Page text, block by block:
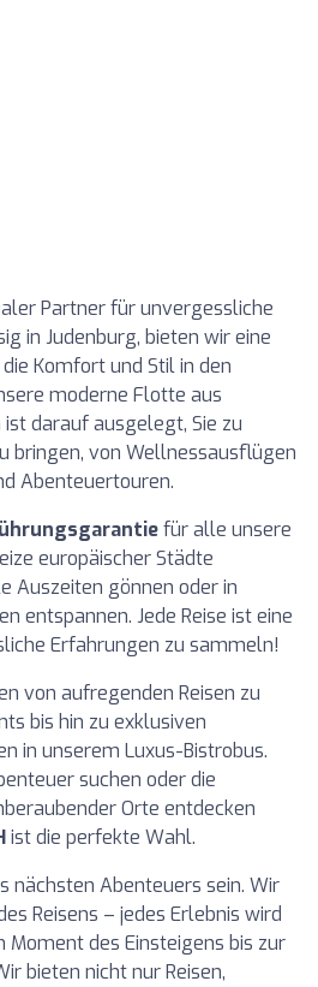
Partner für unvergessliche
in Judenburg, bieten wir eine
Komfort und Stil in den
moderne Flotte aus
darauf ausgelegt, Sie zu
bringen, von Wellnessausflügen
Abenteuertouren.
für alle unsere
europäischer Städte
Auszeiten gönnen oder in
entspannen. Jede Reise ist eine
Erfahrungen zu sammeln!
von aufregenden Reisen zu
bis hin zu exklusiven
in unserem Luxus-Bistrobus.
suchen oder die
Orte entdecken
ist die perfekte Wahl.
nächsten Abenteuers sein. Wir
Reisens – jedes Erlebnis wird
des Einsteigens bis zur
bieten nicht nur Reisen,